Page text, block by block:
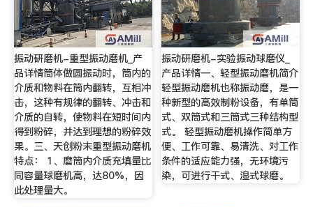
振动研磨机-重型振动磨机_产
品详情筒体做圆振动时，筒内的
介质和物料在筒内翻转，互相冲
击，这种有规律的翻转、冲击和
介质的自转，使物料在短时间内
得到粉碎，并达到理想的粉碎效
果。三、天创粉末重型振动磨机
特点： 1、磨筒内介质充填量比
同容量球磨机高，达80%，因
此处理量大。
振动研磨机-实验振动球磨仪_
产品详情一、轻型振动磨机简介
轻型振动磨机也称振动磨，是一
种新型的高效制粉设备，有单筒
式、双筒式和三筒式三种结构型
式。 轻型振动磨机操作简单方
便、工作可靠、易清洗、对工作
条件的适应能力强，无环境污
染，可进行干式、湿式球磨。